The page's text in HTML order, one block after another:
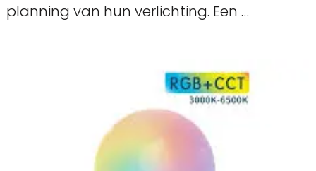
planning van hun verlichting. Een …